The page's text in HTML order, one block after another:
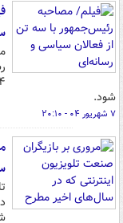
شود.
۷ شهریور ۰۴ - ۲۰:۱۰